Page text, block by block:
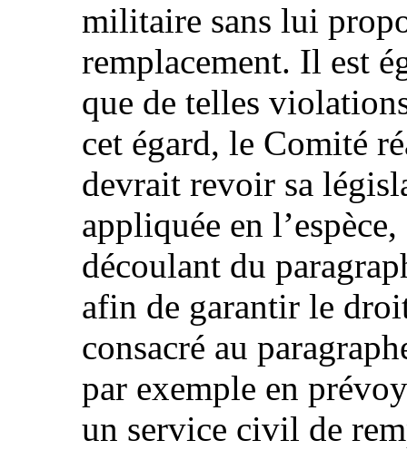
militaire sans lui
remplacement. Il est
que de telles
cet égard, le Comité
devrait revoir sa
appliquée en
découlant du
afin de garantir le
consacré au
par exemple en
un service civil de